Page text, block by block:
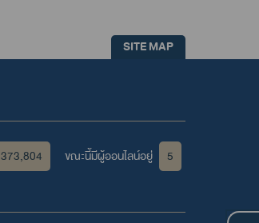
SITE MAP
373,804 ขณะนี้มีผู้ออนไลน์อยู่
5